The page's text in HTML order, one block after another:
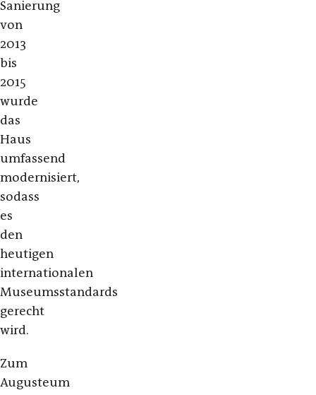
Sanierung
von
2013
bis
2015
wurde
das
Haus
umfassend
modernisiert,
sodass
es
den
heutigen
internationalen
Museumsstandards
gerecht
wird.
Zum
Augusteum